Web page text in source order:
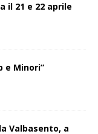
il 21 e 22 aprile
e Minori”
Valbasento, a